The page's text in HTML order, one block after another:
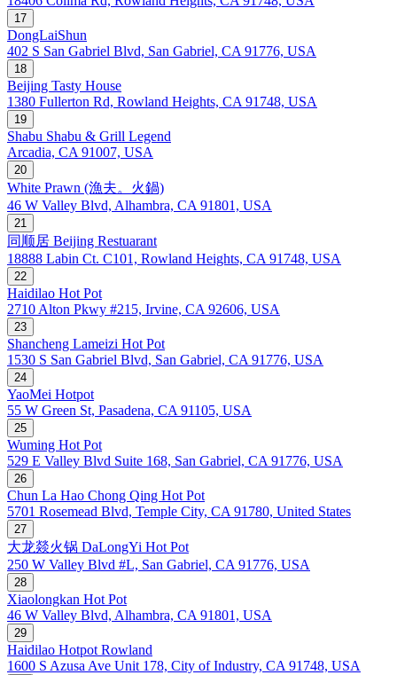
17
DongLaiShun
402 S San Gabriel Blvd, San Gabriel, CA 91776, USA
18
Beijing Tasty House
1380 Fullerton Rd, Rowland Heights, CA 91748, USA
19
Shabu Shabu & Grill Legend
Arcadia, CA 91007, USA
20
White Prawn (漁夫。火鍋)
46 W Valley Blvd, Alhambra, CA 91801, USA
21
同顺居 Beijing Restuarant
18888 Labin Ct. C101, Rowland Heights, CA 91748, USA
22
Haidilao Hot Pot
2710 Alton Pkwy #215, Irvine, CA 92606, USA
23
Shancheng Lameizi Hot Pot
1530 S San Gabriel Blvd, San Gabriel, CA 91776, USA
24
YaoMei Hotpot
55 W Green St, Pasadena, CA 91105, USA
25
Wuming Hot Pot
529 E Valley Blvd Suite 168, San Gabriel, CA 91776, USA
26
Chun La Hao Chong Qing Hot Pot
5701 Rosemead Blvd, Temple City, CA 91780, United States
27
大龙燚火锅 DaLongYi Hot Pot
250 W Valley Blvd #L, San Gabriel, CA 91776, USA
28
Xiaolongkan Hot Pot
46 W Valley Blvd, Alhambra, CA 91801, USA
29
Haidilao Hotpot Rowland
1600 S Azusa Ave Unit 178, City of Industry, CA 91748, USA